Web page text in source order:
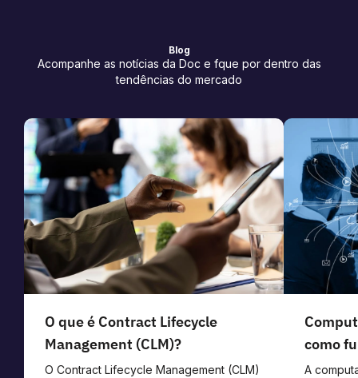
Blog
Acompanhe as notícias da Doc e fque por dentro das
tendências do mercado
O que é Contract Lifecycle
Management (CLM)?
O Contract Lifecycle Management (CLM)
como
A